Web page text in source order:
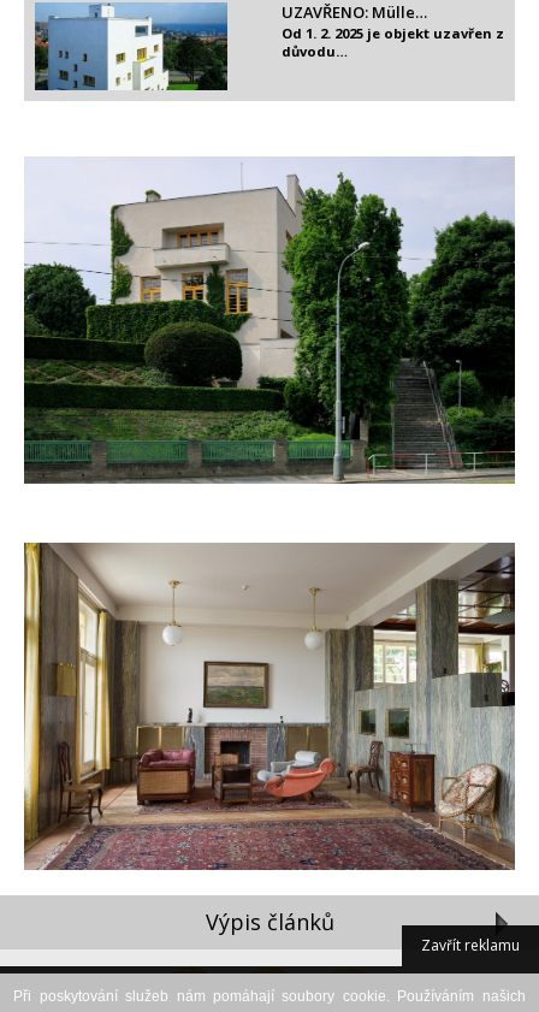
Při poskytování služeb nám pomáhají soubory cookie. Používáním našich
Zavřít reklamu
UZAVŘENO: Mülle…
Od 1. 2. 2025 je objekt uzavřen z
důvodu…
Výpis článků